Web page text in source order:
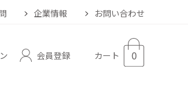
会員登録 カート 0
企業情報 お問い合わせ